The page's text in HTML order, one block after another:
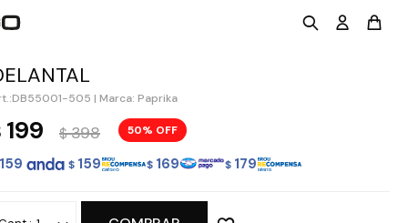
DB55001-505 | Marca: Paprika
199 $ 398 50
159 $ 159 $ 169 $ 179